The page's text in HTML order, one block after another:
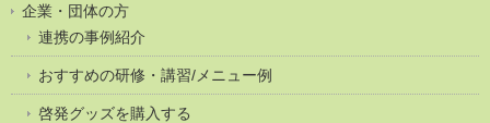
企業・団体の方
連携の事例紹介
おすすめの研修・講習/メニュー例
啓発グッズを購入する